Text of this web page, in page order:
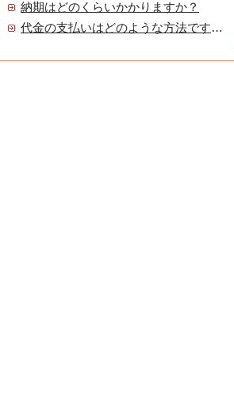
納期はどのくらいかかりますか？
代金の支払いはどのような方法ですか？